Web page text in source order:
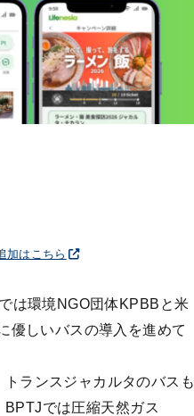
加はこちら
は環境NGO団体KPBBと米
優しいバスの導入を進めて
ランスジャカルタのバスも
では圧縮天然ガス